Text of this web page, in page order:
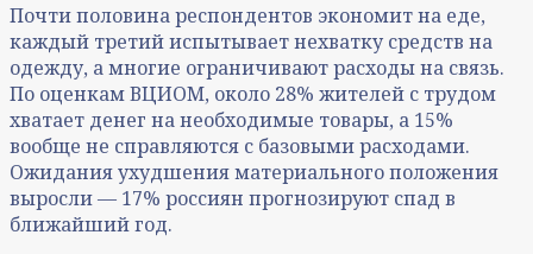
Почти половина респондентов экономит на еде,
каждый третий испытывает нехватку средств на
одежду, а многие ограничивают расходы на связь.
По оценкам ВЦИОМ, около 28% жителей с трудом
хватает денег на необходимые товары, а 15%
вообще не справляются с базовыми расходами.
Ожидания ухудшения материального положения
выросли — 17% россиян прогнозируют спад в
ближайший год.